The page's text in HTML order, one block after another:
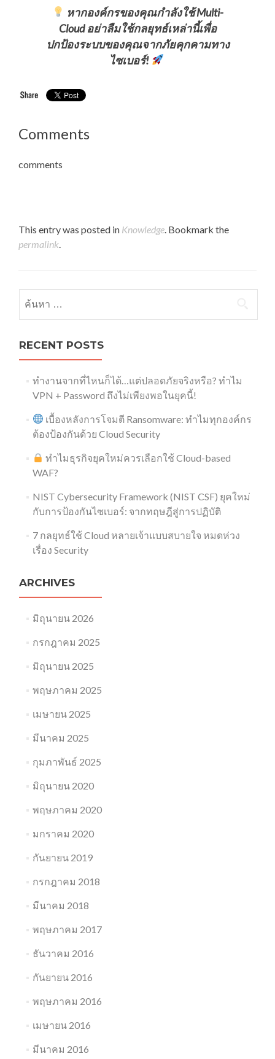
หากองค์กรของคุณกำลังใช้ Multi-
Cloud อย่าลืมใช้กลยุทธ์เหล่านี้เพื่อ
ปกป้องระบบของคุณจากภัยคุกคามทาง
ไซเบอร์!
Comments
comments
This entry was posted in Knowledge . Bookmark the
permalink
RECENT POSTS
ทำงานจากที่ไหนก็ได้…แต่ปลอดภัยจริงหรือ? ทำไม
VPN + Password ถึงไม่เพียงพอในยุคนี้!
เบื้องหลังการโจมตี Ransomware: ทำไมทุกองค์กร
ต้องป้องกันด้วย Cloud Security
ทำไมธุรกิจยุคใหม่ควรเลือกใช้ Cloud-based
WAF?
NIST Cybersecurity Framework (NIST CSF) ยุคใหม่
กับการป้องกันไซเบอร์: จากทฤษฎีสู่การปฏิบัติ
7 กลยุทธ์ใช้ Cloud หลายเจ้าแบบสบายใจ หมดห่วง
เรื่อง Security​
ARCHIVES
มิถุนายน 2026
กรกฎาคม 2025
มิถุนายน 2025
พฤษภาคม 2025
เมษายน 2025
มีนาคม 2025
กุมภาพันธ์ 2025
มิถุนายน 2020
พฤษภาคม 2020
มกราคม 2020
กันยายน 2019
กรกฎาคม 2018
มีนาคม 2018
พฤษภาคม 2017
ธันวาคม 2016
กันยายน 2016
พฤษภาคม 2016
เมษายน 2016
มีนาคม 2016